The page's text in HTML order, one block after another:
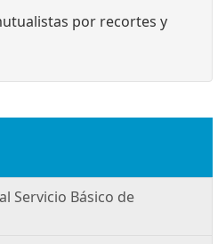
por recortes y
Servicio Básico de